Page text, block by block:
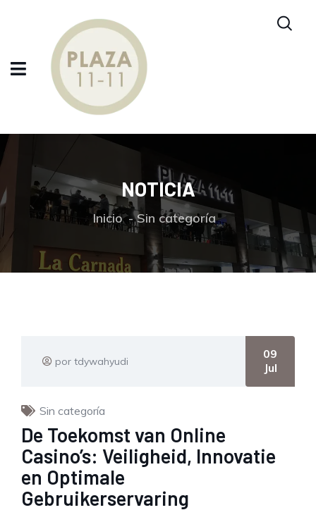
NOTICIA
Inicio Sin categoría
por tdywahyudi
09
Jul
Sin categoría
De Toekomst van Online
Casino’s: Veiligheid, Innovatie
en Optimale
Gebruikerservaring